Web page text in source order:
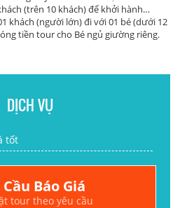
(trên 10 khách) để khởi hành…
khách (người lớn) đi với 01 bé (dưới 12
tiền tour cho Bé ngủ giường riêng.
DỊCH VỤ
tốt
Cầu Báo Giá
tour theo yêu cầu